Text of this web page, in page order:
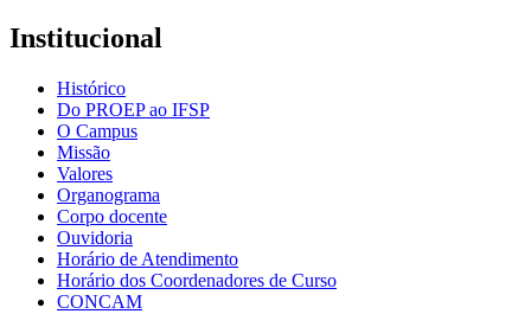
Institucional
Histórico
Do PROEP ao IFSP
O Campus
Missão
Valores
Organograma
Corpo docente
Ouvidoria
Horário de Atendimento
Horário dos Coordenadores de Curso
CONCAM